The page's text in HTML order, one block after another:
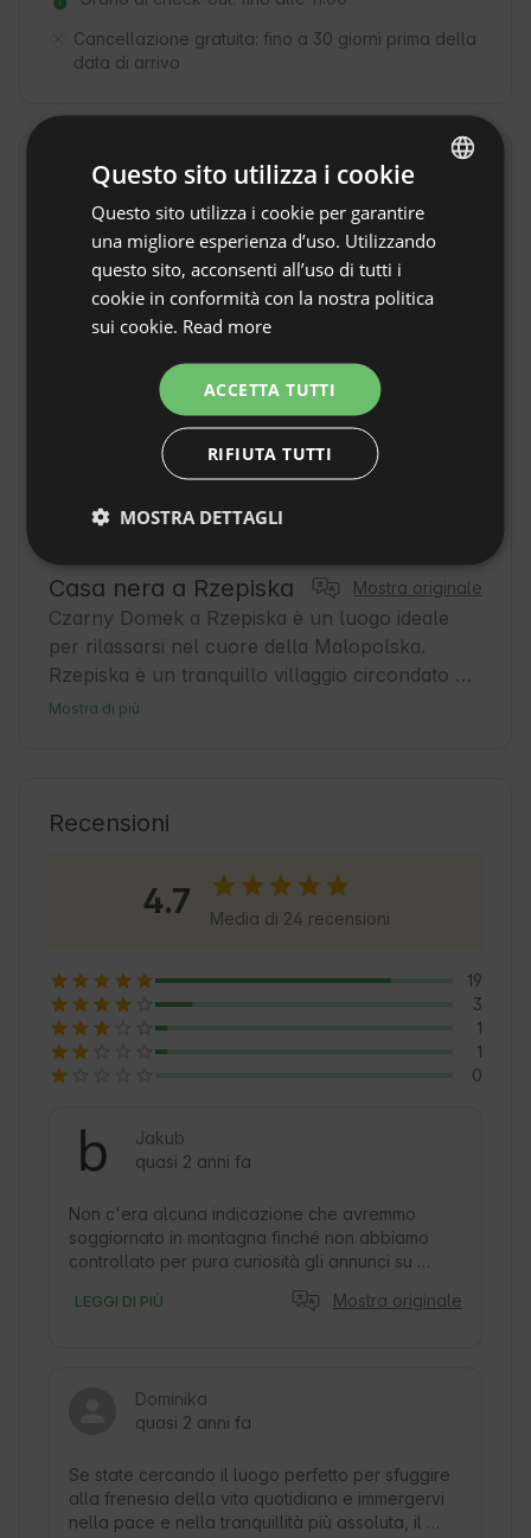
Cancellazione gratuita: fino a 30 giorni prima della
data di arrivo
Posizione
Rzepiska, Voivodato małopolskie, Polonia
Casa nera a Rzepiska Mostra originale
Czarny Domek a Rzepiska è un luogo ideale
per rilassarsi nel cuore della Malopolska.
Rzepiska è un tranquillo villaggio circondato
dalla pittoresca natura di Beskid Sądecki. Gli
ciclismo. Nei dintorni potrete scoprire la cultura
la tranquillità lontano dal trambusto della città.
Imparate a conoscere le usanze locali e
assaggiate i piatti regionali.
Mostra di più
Recensioni
4.7 Media di 24 recensioni
19
3
1
1
0
Jakub
quasi 2 anni fa
Non c'era alcuna indicazione che avremmo
soggiornato in montagna finché non abbiamo
controllato per pura curiosità gli annunci su
colpiti dall'insolito progetto Black Cottage: un sì
viaggio abbiamo avuto un ottimo contatto con il
proprietario, sul posto abbiamo notato che le
come quello che abbiamo trovato sul posto,
l'attrezzatura del cottage così come la pulizia
erano ai massimi livelli, inoltre abbiamo usato la
LEGGI DI PIÙ Mostra originale
Dominika
quasi 2 anni fa
Se state cercando il luogo perfetto per sfuggire
alla frenesia della vita quotidiana e immergervi
nella pace e nella tranquillità più assoluta, il
ENGLISH
SPANISH
POLISH
Questo sito utilizza i cookie
Questo sito utilizza i cookie per garantire
una migliore esperienza d’uso. Utilizzando
questo sito, acconsenti all’uso di tutti i
cookie in conformità con la nostra politica
sui cookie. Read more
ACCETTA TUTTI
RIFIUTA TUTTI
MOSTRA DETTAGLI